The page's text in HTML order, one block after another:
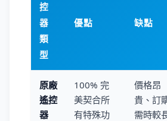
控
器
類
型
優點 缺點
原廠
遙控
器
100% 完
美契合所
有特殊功
價格昂
貴、訂
需時較